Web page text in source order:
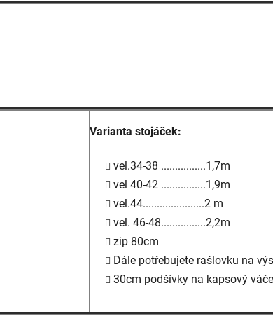
Varianta stojáček:
vel.34-38 ................1,7m
vel 40-42 ................1,9m
vel.44......................2 m
vel. 46-48................2,2m
zip 80cm
Dále potřebujete rašlovku na
30cm podšívky na kapsový